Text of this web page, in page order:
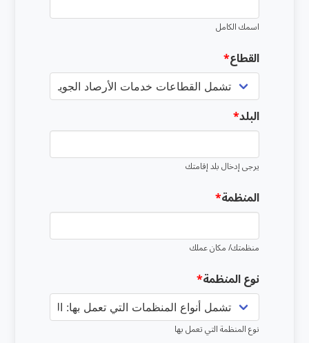
اسمك الكامل
القطاع
البلد
يرجى إدخال بلد إقامتك
المنظمة
منظمتك/ مكان عملك
نوع المنظمة
نوع المنظمة التي تعمل بها